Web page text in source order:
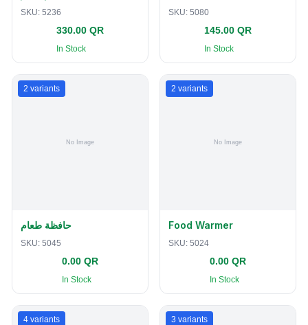
SKU: 5236
330.00 QR
In Stock
SKU: 5080
145.00 QR
In Stock
2 variants
حافظة طعام
SKU: 5045
0.00 QR
In Stock
2 variants
Food Warmer
SKU: 5024
0.00 QR
In Stock
4 variants 3 variants